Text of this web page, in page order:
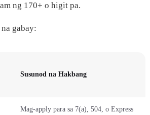
ng 170+ o higit pa.
gabay:
Susunod na Hakbang
Mag-apply para sa 7(a), 504, o Express